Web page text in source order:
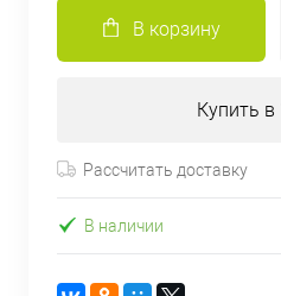
В корзину
Купить в
Рассчитать доставку
В наличии